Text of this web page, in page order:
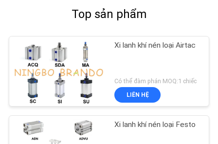
Top sản phẩm
Xi lanh khí nén loại Airtac
Có thể đàm phán MOQ:1 chiếc
LIÊN HỆ
Xi lanh khí nén loại Festo